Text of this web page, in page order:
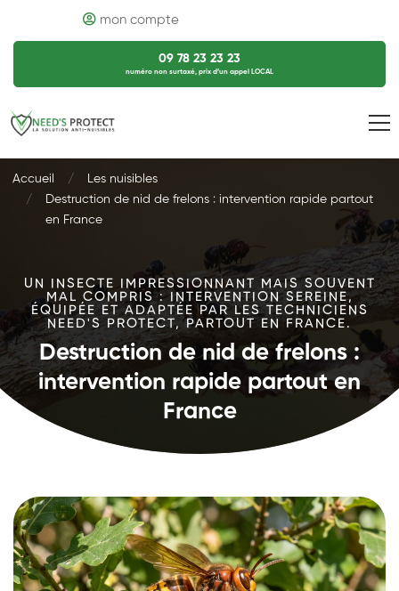
mon compte
09 78 23 23 23
numéro non surtaxé, prix d’un appel LOCAL
Accueil
Les nuisibles
Destruction de nid de frelons : intervention rapide partout
en France
UN INSECTE IMPRESSIONNANT MAIS SOUVENT
MAL COMPRIS : INTERVENTION SEREINE,
ÉQUIPÉE ET ADAPTÉE PAR LES TECHNICIENS
NEED'S PROTECT, PARTOUT EN FRANCE.
Destruction de nid de frelons :
intervention rapide partout en
France